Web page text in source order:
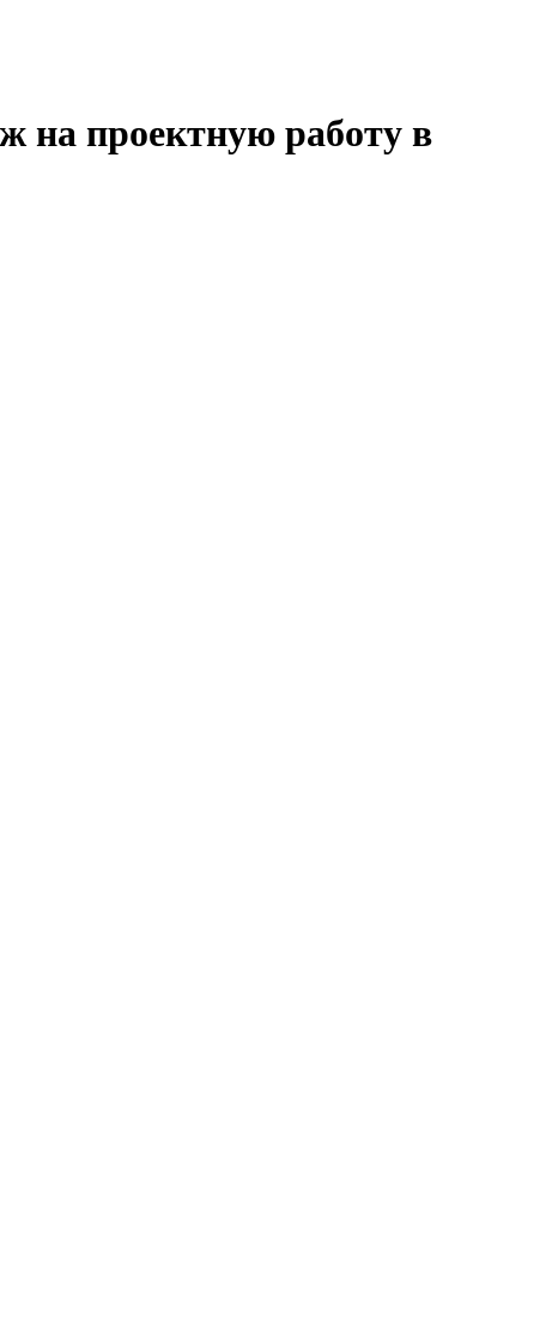
на проектную работу в